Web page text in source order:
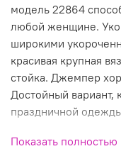
модель 22864
любой женщине.
широкими
красивая крупная
стойка. Джемпер
Достойный вариант,
праздничной
Размеры: 44-50
Показать полностью